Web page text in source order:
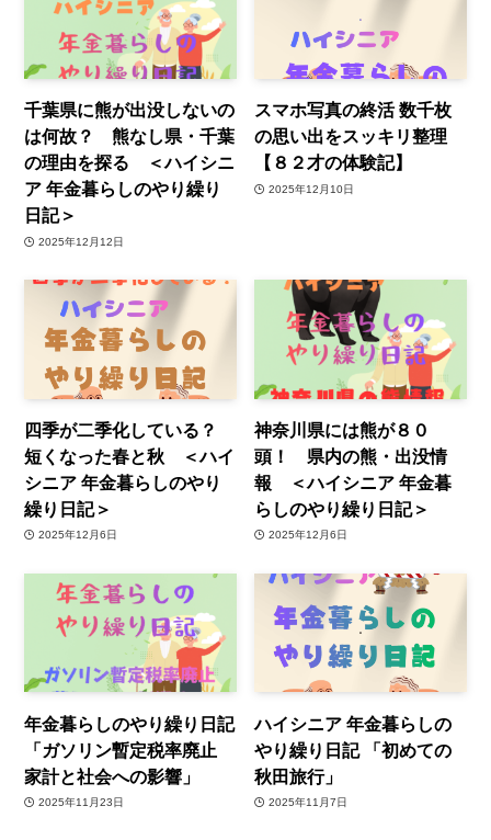
千葉県に熊が出没しないの
は何故？ 熊なし県・千葉
の理由を探る ＜ハイシニ
ア 年金暮らしのやり繰り
日記＞
2025年12月12日
スマホ写真の終活 数千枚
の思い出をスッキリ整理
【８２才の体験記】
2025年12月10日
四季が二季化している？
短くなった春と秋 ＜ハイ
シニア 年金暮らしのやり
繰り日記＞
2025年12月6日
神奈川県には熊が８０
頭！ 県内の熊・出没情
報 ＜ハイシニア 年金暮
らしのやり繰り日記＞
2025年12月6日
年金暮らしのやり繰り日記
「ガソリン暫定税率廃止
家計と社会への影響」
2025年11月23日
ハイシニア 年金暮らしの
やり繰り日記 「初めての
秋田旅行」
2025年11月7日